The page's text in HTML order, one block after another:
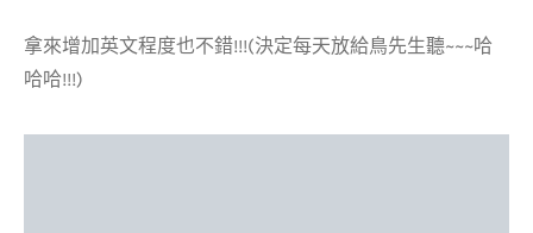
拿來增加英文程度也不錯!!!(決定每天放給鳥先生聽~~~哈
哈哈!!!)